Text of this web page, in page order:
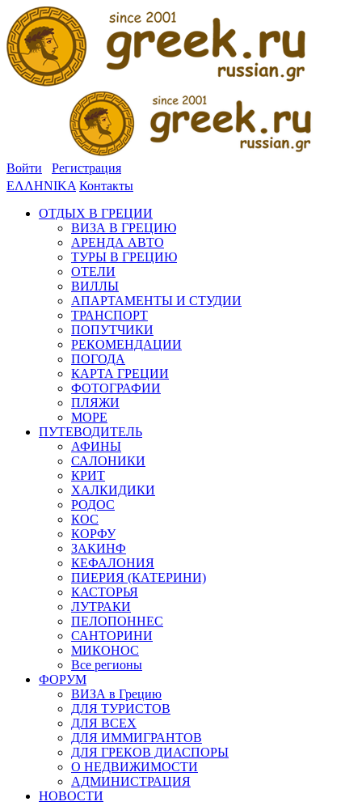
Войти
Регистрация
ΕΛΛΗΝΙΚΑ Контакты
ОТДЫХ В ГРЕЦИИ
ВИЗА В ГРЕЦИЮ
АРЕНДА АВТО
ТУРЫ В ГРЕЦИЮ
ОТЕЛИ
ВИЛЛЫ
АПАРТАМЕНТЫ И СТУДИИ
ТРАНСПОРТ
ПОПУТЧИКИ
РЕКОМЕНДАЦИИ
ПОГОДА
КАРТА ГРЕЦИИ
ФОТОГРАФИИ
ПЛЯЖИ
МОРЕ
ПУТЕВОДИТЕЛЬ
АФИНЫ
САЛОНИКИ
КРИТ
ХАЛКИДИКИ
РОДОС
КОС
КОРФУ
ЗАКИНФ
КЕФАЛОНИЯ
ПИЕРИЯ (КАТЕРИНИ)
КАСТОРЬЯ
ЛУТРАКИ
ПЕЛОПОННЕС
САНТОРИНИ
МИКОНОС
Все регионы
ФОРУМ
ВИЗА в Грецию
ДЛЯ ТУРИСТОВ
ДЛЯ ВСЕХ
ДЛЯ ИММИГРАНТОВ
ДЛЯ ГРЕКОВ ДИАСПОРЫ
О НЕДВИЖИМОСТИ
АДМИНИСТРАЦИЯ
НОВОСТИ